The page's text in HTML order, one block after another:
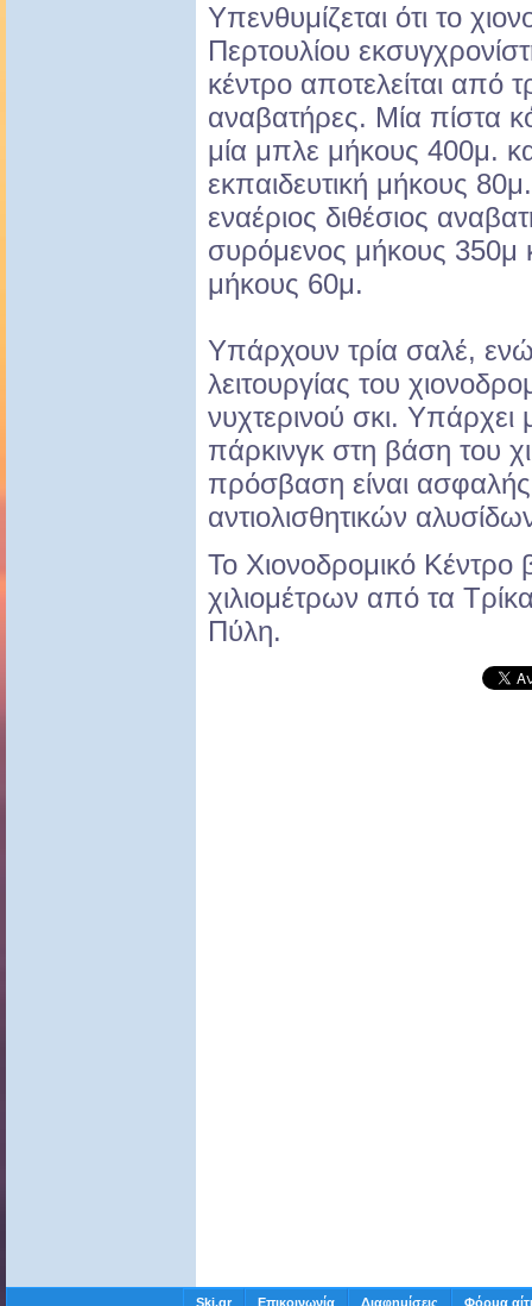
Υπενθυμίζεται ότι το
Περτουλίου
κέντρο αποτελείται από
αναβατήρες. Μία πίστα
μία μπλε μήκους 400μ.
εκπαιδευτική μήκους
εναέριος διθέσιος
συρόμενος μήκους 350μ
μήκους 60μ.
Υπάρχουν τρία σαλέ, ενώ
λειτουργίας του
νυχτερινού σκι.
πάρκινγκ στη βάση του
πρόσβαση είναι
αντιολισθητικών
Το Χιονοδρομικό Κέντρο
χιλιομέτρων από τα
Πύλη.
Ski.gr Επικοινωνία Διαφημίσεις Φόρμα